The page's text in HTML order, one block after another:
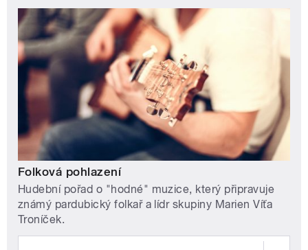
Folková pohlazení
Hudební pořad o "hodné" muzice, který připravuje
známý pardubický folkař a lídr skupiny Marien Víťa
Troníček.